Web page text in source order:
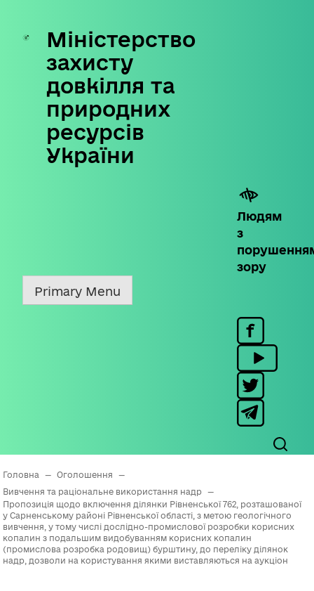
Skip
content
Міністерство
захисту
довкілля та
природних
ресурсів
України
Людям
з
зору
Primary Menu
Головна — Оголошення
—
Вивчення та раціональне використання надр
—
Пропозиція щодо включення ділянки Рівненської 762, розташованої
у Сарненському районі Рівненської області, з метою геологічного
вивчення, у тому числі дослідно-промислової розробки корисних
копалин з подальшим видобуванням корисних копалин
(промислова розробка родовищ) бурштину, до переліку ділянок
надр, дозволи на користування якими виставляються на аукціон